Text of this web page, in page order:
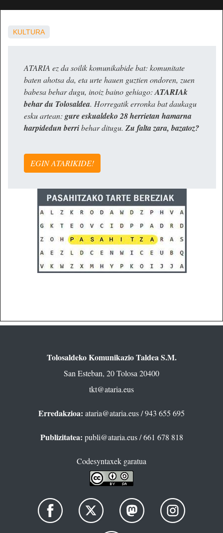
KULTURA
ATARIA ez da soilik komunikabide bat: komunitate
baten ahotsa da, eta urte hauen guztien ondoren, zuen
babesa behar dugu, inoiz baino gehiago: ATARIAk
behar du Tolosaldea. Horregatik erronka bat daukagu
esku artean: gure eskualdeko 28 herrietan hamarna
harpidedun berribehar ditugu. Zu falta zara, bazatoz?
EGIN ATARIKIDE!
Tolosaldeko Komunikazio Taldea S.M.
San Esteban, 20 Tolosa 20400
tkt@ataria.eus
Erredakzioa: ataria@ataria.eus/ 943 655 695
Publizitatea: publi@ataria.eus/ 661 678 818
Codesyntaxek garatua